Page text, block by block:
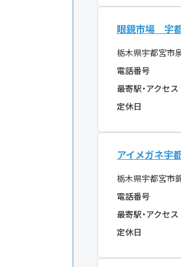
眼鏡市場 宇
栃木県宇都宮市
電話番号
最寄駅・アクセス
定休日
アイメガネ宇
栃木県宇都宮市
電話番号
最寄駅・アクセス
定休日